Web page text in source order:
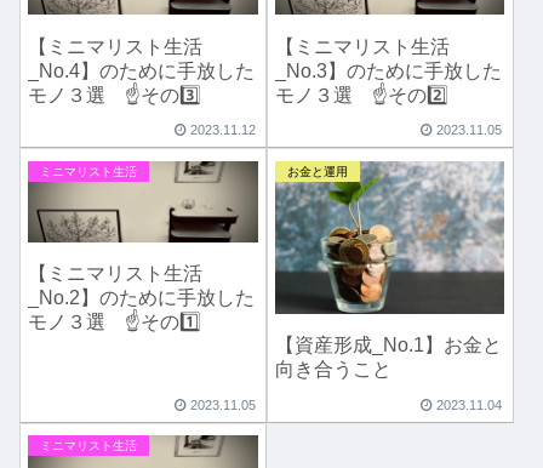
【ミニマリスト生活
_No.4】のために手放した
モノ３選 ☝️その3️⃣
2023.11.12
【ミニマリスト生活
_No.3】のために手放した
モノ３選 ☝️その2️⃣
2023.11.05
ミニマリスト生活
【ミニマリスト生活
_No.2】のために手放した
モノ３選 ☝️その1️⃣
2023.11.05
お金と運用
【資産形成_No.1】お金と
向き合うこと
2023.11.04
ミニマリスト生活